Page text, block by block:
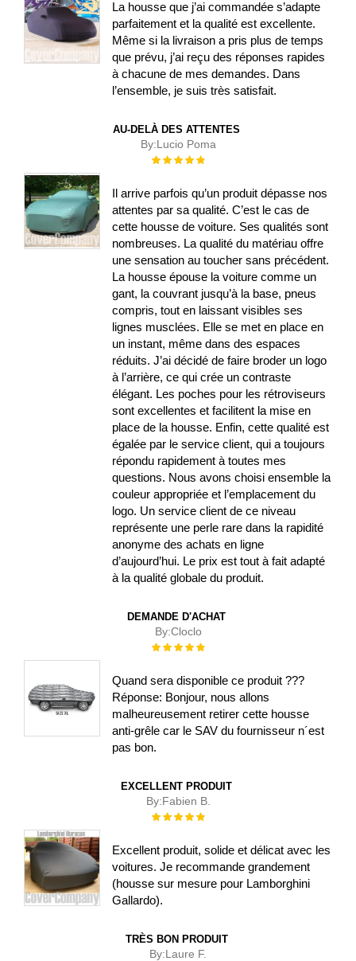
La housse que j’ai commandée s’adapte
parfaitement et la qualité est excellente.
Même si la livraison a pris plus de temps
que prévu, j’ai reçu des réponses rapides
à chacune de mes demandes. Dans
l’ensemble, je suis très satisfait.
AU-DELÀ DES ATTENTES
By:Lucio Poma
Évaluation :
Il arrive parfois qu’un produit dépasse nos
attentes par sa qualité. C’est le cas de
cette housse de voiture. Ses qualités sont
nombreuses. La qualité du matériau offre
une sensation au toucher sans précédent.
La housse épouse la voiture comme un
gant, la couvrant jusqu’à la base, pneus
compris, tout en laissant visibles ses
lignes musclées. Elle se met en place en
un instant, même dans des espaces
réduits. J’ai décidé de faire broder un logo
à l’arrière, ce qui crée un contraste
élégant. Les poches pour les rétroviseurs
sont excellentes et facilitent la mise en
place de la housse. Enfin, cette qualité est
égalée par le service client, qui a toujours
répondu rapidement à toutes mes
questions. Nous avons choisi ensemble la
couleur appropriée et l’emplacement du
logo. Un service client de ce niveau
représente une perle rare dans la rapidité
anonyme des achats en ligne
d’aujourd’hui. Le prix est tout à fait adapté
à la qualité globale du produit.
DEMANDE D'ACHAT
By:Cloclo
Évaluation :
Quand sera disponible ce produit ???
Réponse: Bonjour, nous allons
malheureusement retirer cette housse
anti-grêle car le SAV du fournisseur n´est
pas bon.
EXCELLENT PRODUIT
By:Fabien B.
Évaluation :
Excellent produit, solide et délicat avec les
voitures. Je recommande grandement
(housse sur mesure pour Lamborghini
Gallardo).
TRÈS BON PRODUIT
By:Laure F.